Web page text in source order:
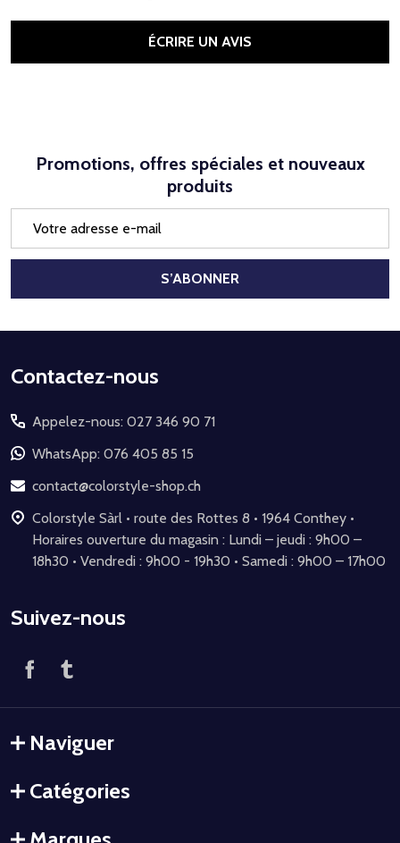
ÉCRIRE UN AVIS
Promotions, offres spéciales et nouveaux
produits
mail
S’ABONNER
Début
pied
de
page
Contactez-nous
Appelez-nous: 027 346 90 71
WhatsApp: 076 405 85 15
contact@colorstyle-shop.ch
Colorstyle Sàrl • route des Rottes 8 • 1964 Conthey •
Horaires ouverture du magasin : Lundi – jeudi : 9h00 –
18h30 • Vendredi : 9h00 - 19h30 • Samedi : 9h00 – 17h00
Suivez-nous
Naviguer
Catégories